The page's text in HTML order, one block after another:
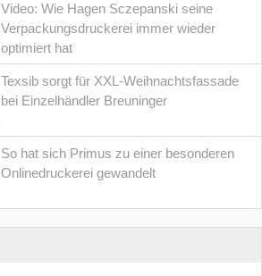
Video: Wie Hagen Sczepanski seine
Verpackungsdruckerei immer wieder
optimiert hat
Texsib sorgt für XXL-Weihnachtsfassade
bei Einzelhändler Breuninger
So hat sich Primus zu einer besonderen
Onlinedruckerei gewandelt